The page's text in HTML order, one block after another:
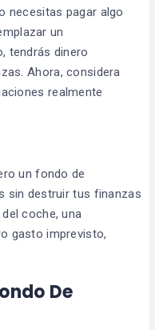
necesitas pagar algo
un
tendrás dinero
Ahora, considera
realmente
un fondo de
sin destruir tus finanzas
coche, una
gasto imprevisto,
De